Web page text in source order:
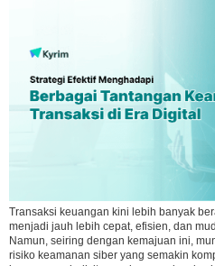
Transaksi keuangan kini lebih banyak
menjadi jauh lebih cepat, efisien, dan
Namun, seiring dengan kemajuan ini,
risiko keamanan siber yang semakin